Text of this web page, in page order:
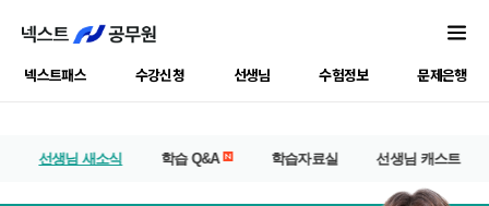
넥스트패스 수강신청 선생님 수험정보 문제은행
선생님 새소식 학습 Q&A 학습자료실 선생님 캐스트